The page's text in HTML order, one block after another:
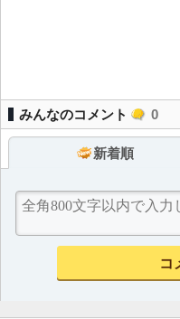
みんなのコメント 0
新着順